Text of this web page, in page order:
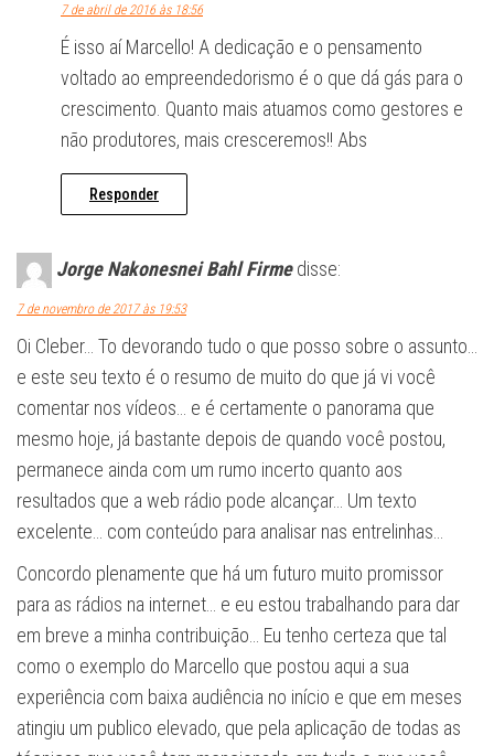
7 de abril de 2016 às 18:56
É isso aí Marcello! A dedicação e o pensamento
voltado ao empreendedorismo é o que dá gás para o
crescimento. Quanto mais atuamos como gestores e
não produtores, mais cresceremos!! Abs
Responder
Jorge Nakonesnei Bahl Firme disse:
7 de novembro de 2017 às 19:53
Oi Cleber… To devorando tudo o que posso sobre o assunto…
e este seu texto é o resumo de muito do que já vi você
comentar nos vídeos… e é certamente o panorama que
mesmo hoje, já bastante depois de quando você postou,
permanece ainda com um rumo incerto quanto aos
resultados que a web rádio pode alcançar… Um texto
excelente… com conteúdo para analisar nas entrelinhas…
Concordo plenamente que há um futuro muito promissor
para as rádios na internet… e eu estou trabalhando para dar
em breve a minha contribuição… Eu tenho certeza que tal
como o exemplo do Marcello que postou aqui a sua
experiência com baixa audiência no início e que em meses
atingiu um publico elevado, que pela aplicação de todas as